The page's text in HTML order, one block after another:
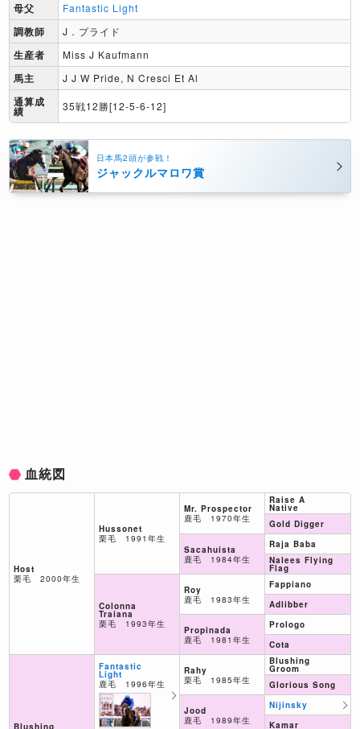
母父 Fantastic Light
調教師 J．プライド
生産者 Miss J Kaufmann
馬主 J J W Pride, N Cresci Et Al
通算成
績 35戦12勝[12-5-6-12]
日本馬2頭が参戦！
ジャックルマロワ賞
血統図
Host
栗毛 2000年生
Blushing
Hussonet
栗毛 1991年生
Colonna
Traiana
栗毛 1993年生
Fantastic
Light
鹿毛 1996年生
Mr. Prospector
鹿毛 1970年生
Sacahuista
鹿毛 1984年生
Roy
鹿毛 1983年生
Propinada
鹿毛 1981年生
Rahy
栗毛 1985年生
Jood
鹿毛 1989年生
Raise A
Native
Gold Digger
Raja Baba
Nalees Flying
Flag
Fappiano
Adlibber
Prologo
Cota
Blushing
Groom
Glorious Song
Nijinsky
Kamar